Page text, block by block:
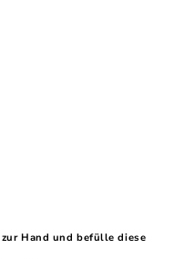
Hand und befülle diese